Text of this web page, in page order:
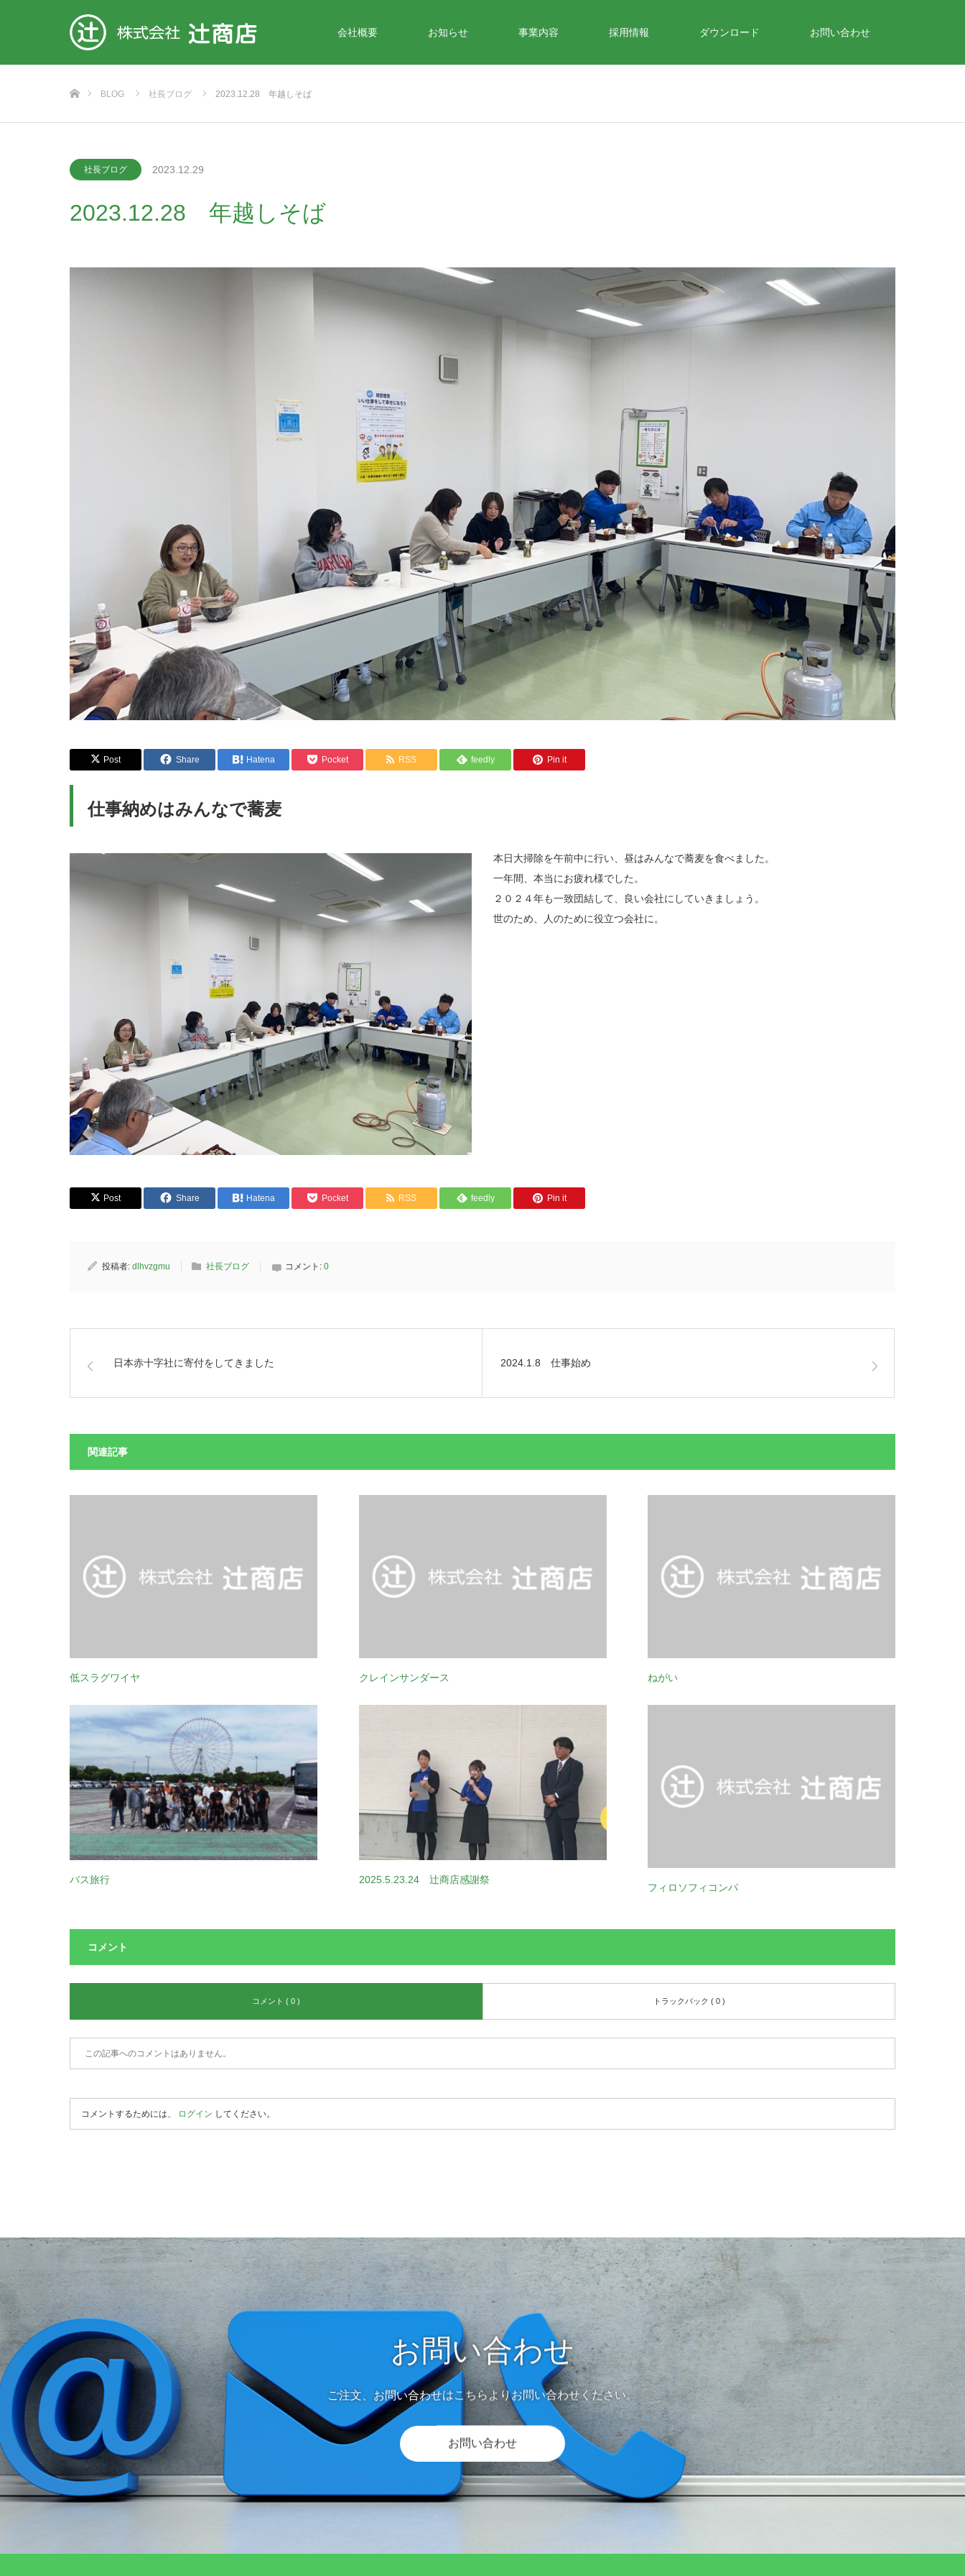
会社概要 お知らせ 事業内容 採用情報 ダウンロード お問い合わせ
BLOG 社長ブログ 2023.12.28 年越しそば
社長ブログ 2023.12.29
2023.12.28 年越しそば
Post Share Hatena Pocket RSS feedly Pin it
仕事納めはみんなで蕎麦
本日大掃除を午前中に行い、昼はみんなで蕎麦を食べました。
一年間、本当にお疲れ様でした。
２０２４年も一致団結して、良い会社にしていきましょう。
世のため、人のために役立つ会社に。
Post Share Hatena Pocket RSS feedly Pin it
投稿者: dlhvzgmu 社長ブログ コメント: 0
日本赤十字社に寄付をしてきました 2024.1.8 仕事始め
関連記事
低スラグワイヤ クレインサンダース ねがい
バス旅行 2025.5.23.24 辻商店感謝祭
フィロソフィコンパ
コメント
コメント ( 0 ) トラックバック ( 0 )
この記事へのコメントはありません。
コメントするためには、 ログイン してください。
お問い合わせ
ご注文、お問い合わせはこちらよりお問い合わせください。
お問い合わせ